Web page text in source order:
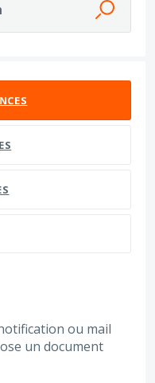
ou mail
un document